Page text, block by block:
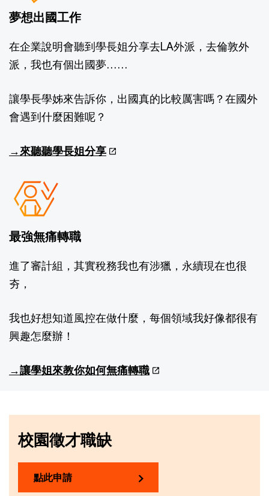
夢想出國工作​
在企業說明會聽到學長姐分享去LA外派，​去倫敦外
派，我也有個出國夢……​
讓學長學姊來告訴你，出國真的比較厲害嗎？在國外
會遇到什麼困難呢？
→來聽聽學長姐分享
​​最強無痛轉職​
進了審計組，其實稅務我也有涉獵，永續現在也很
夯，​
我也好想知道風控在做什麼，每個領域我好像都很有
興趣怎麼辦！
→讓學姐來教你如何無痛轉職
校園徵才職缺​
點此申請